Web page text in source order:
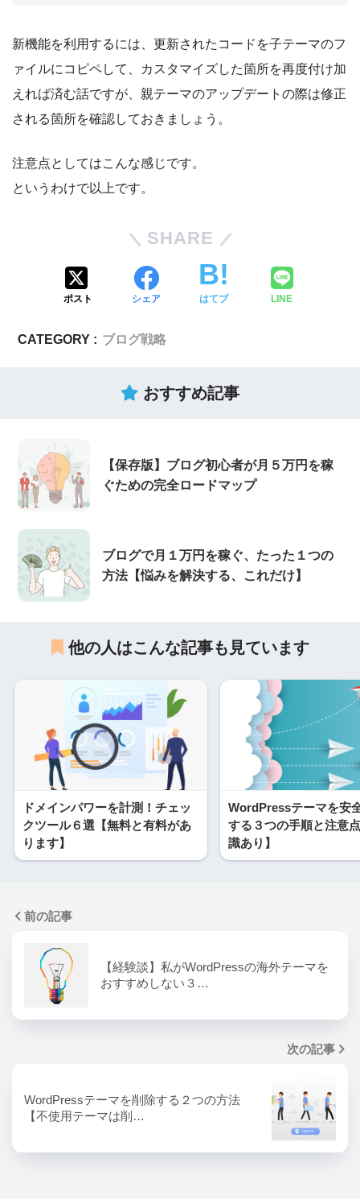
新機能を利用するには、更新されたコードを子テーマのフ
ァイルにコピペして、カスタマイズした箇所を再度付け加
えれば済む話ですが、親テーマのアップデートの際は修正
される箇所を確認しておきましょう。
注意点としてはこんな感じです。
というわけで以上です。
SHARE
ポスト シェア はてブ LINE
CATEGORY : ブログ戦略
おすすめ記事
【保存版】ブログ初心者が月５万円を稼
ぐための完全ロードマップ
ブログで月１万円を稼ぐ、たった１つの
方法【悩みを解決する、これだけ】
他の人はこんな記事も見ています
ドメインパワーを計測！チェッ
クツール６選【無料と有料があ
ります】
WordPressテーマを安
する３つの手順と注意
識あり】
前の記事
【経験談】私がWordPressの海外テーマを
おすすめしない３…
次の記事
WordPressテーマを削除する２つの方法
【不使用テーマは削…